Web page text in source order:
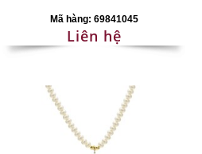
Mã hàng: 69841045
Liên hệ